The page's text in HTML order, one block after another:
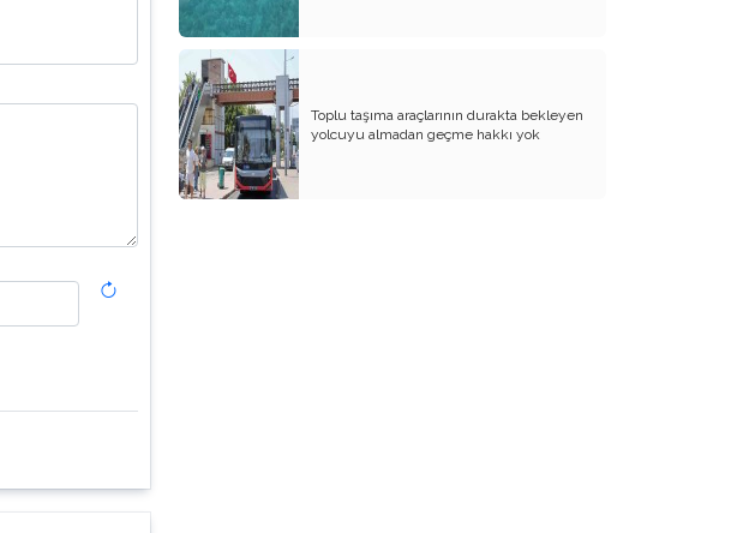
BİZDE KAÇ ROWAN VAR ACABA?
SANA NE!!
KADIN CİNAYETLERİNE FARKLI BİR
BAKIŞ
SUYUMUZ ISINIYOR
Toplu taşıma araçlarının durakta bekleyen
yolcuyu almadan geçme hakkı yok